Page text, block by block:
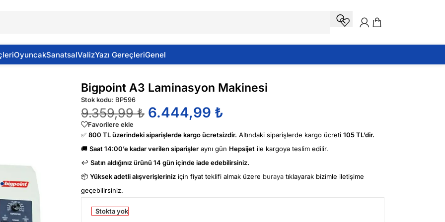
OyuncakSanatsalValizYazı GereçleriGenel
Bigpoint A3 Laminasyon Makinesi
Stok kodu: BP596
9.359,99₺ 6.444,99 ₺
Favorilere ekle
✅ 800 TL üzerindeki siparişlerde kargo ücretsizdir. Altındaki siparişlerde kargo ücreti 105 TL’dir.
🚚 Saat 14:00’e kadar verilen siparişler aynı gün Hepsijet ile kargoya teslim edilir.
↩️ Satın aldığınız ürünü 14 gün içinde iade edebilirsiniz.
📦 Yüksek adetli alışverişleriniz için fiyat teklifi almak üzere buraya tıklayarak bizimle iletişime
geçebilirsiniz.
Stokta yok